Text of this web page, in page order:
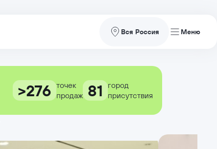
Вся Россия
>276 точек
продаж 81
город
присутствия